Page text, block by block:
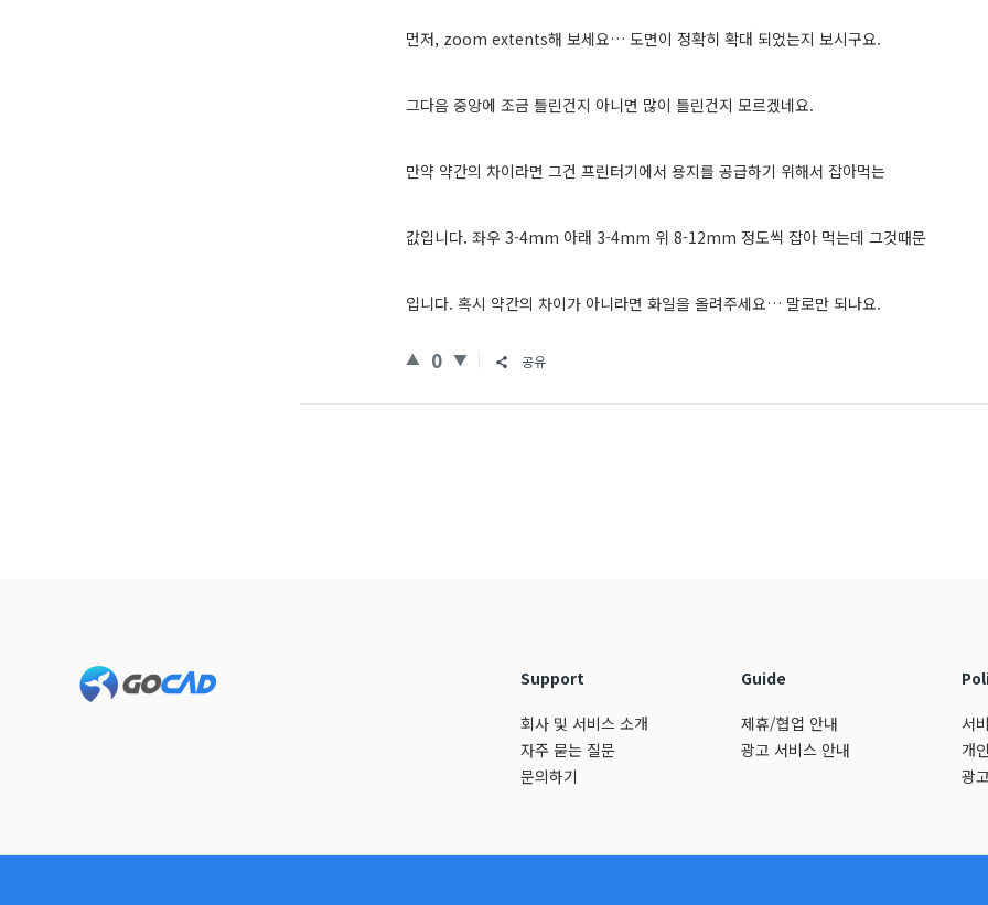
먼저, zoom extents해 보세요… 도면이 정확히 확대 되었는지 보시구요.
그다음 중앙에 조금 틀린건지 아니면 많이 틀린건지 모르겠네요.
만약 약간의 차이라면 그건 프린터기에서 용지를 공급하기 위해서 잡아먹는
값입니다. 좌우 3-4mm 아래 3-4mm 위 8-12mm 정도씩 잡아 먹는데 그것때문
입니다. 혹시 약간의 차이가 아니라면 화일을 올려주세요… 말로만 되나요.
0 공유
Footer Support
회사 및 서비스 소개
자주 묻는 질문
문의하기
Guide
제휴/협업 안내
광고 서비스 안내
서
개
광